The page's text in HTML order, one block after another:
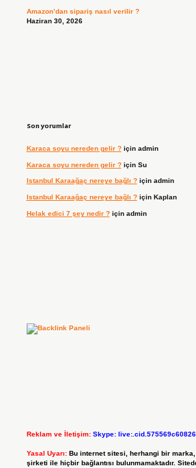
Amazon’dan sipariş nasıl verilir ?
Haziran 30, 2026
Son yorumlar
Karaca soyu nereden gelir ?için admin
Karaca soyu nereden gelir ?için Su
Istanbul Karaağaç nereye bağlı ?için admin
Istanbul Karaağaç nereye bağlı ?için Kaplan
Helak edici 7 şey nedir ?için admin
Reklam ve İletişim: Skype:
Yasal Uyarı: Bu internet sitesi, herhangi bir
şirketi ile hiçbir bağlantısı bulunmamaktadır.